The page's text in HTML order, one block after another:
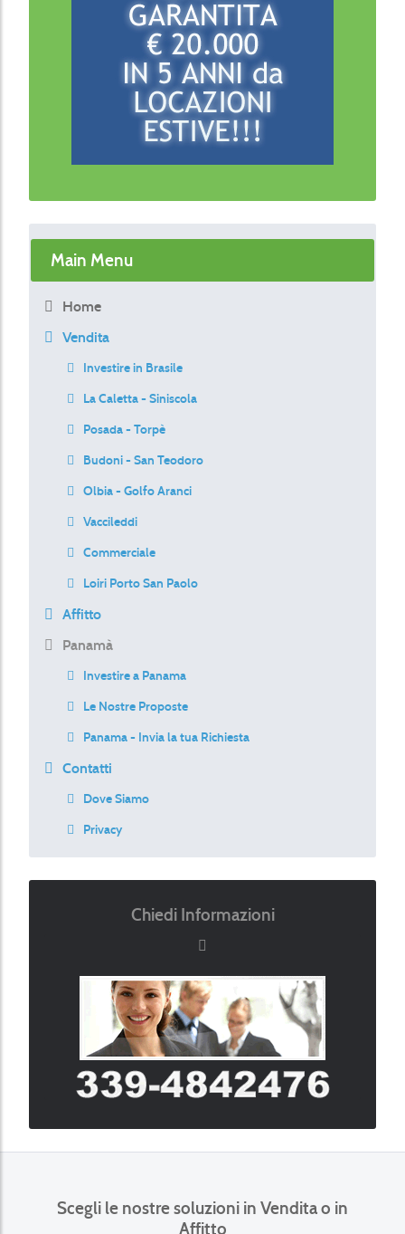
Main Menu
Home
Vendita
Investire in Brasile
La Caletta - Siniscola
Posada - Torpè
Budoni - San Teodoro
Olbia - Golfo Aranci
Vaccileddi
Commerciale
Loiri Porto San Paolo
Affitto
Panamà
Investire a Panama
Le Nostre Proposte
Panama - Invia la tua Richiesta
Contatti
Dove Siamo
Privacy
Chiedi Informazioni
Scegli le nostre soluzioni in Vendita o in
Affitto